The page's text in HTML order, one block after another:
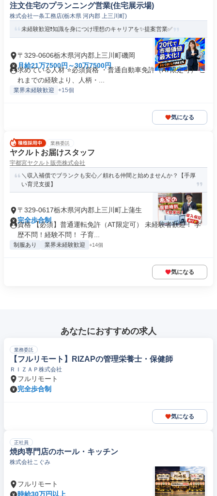
注文住宅のプランニング営業(住宅展示場)
株式会社一条工務店(栃木県 河内郡 上三川町)
未経験歓迎❗️知識を身につけ理想のキャリアを✨️提案営業✅
〒329-0606栃木県河内郡上三川町磯岡
月給21万7500円～30万7500円
求めている人材 ⭐必須資格 ・普通自動車免許（AT限定可） こ
れまでの経験より、人柄・...
業界未経験歓迎 +15個
気になる
業務委託
ヤクルトお届けスタッフ
宇都宮ヤクルト販売株式会社
＼収入補償でブランクも安心／頼れる仲間と始めませんか？【手厚
い育児支援】
〒329-0617栃木県河内郡上三川町上蒲生
完全歩合制
資格 【必須】普通運転免許（AT限定可） 未経験者歓迎！ 学
歴不問！経験不問！ 子育...
制服あり 業界未経験歓迎 +14個
気になる
あなたにおすすめの求人
業務委託
【フルリモート】RIZAPの管理栄養士・保健師
ＲＩＺＡＰ株式会社
フルリモート
完全歩合制
気になる
正社員
焼肉専門店のホール・キッチン
株式会社こぐみ
フルリモート
時給30万円以上